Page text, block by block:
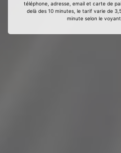
téléphone, adresse, email et carte de
delà des 10 minutes, le tarif varie de
minute selon le